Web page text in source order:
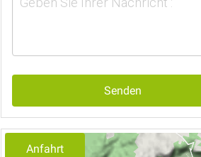
Senden
Anfahrt